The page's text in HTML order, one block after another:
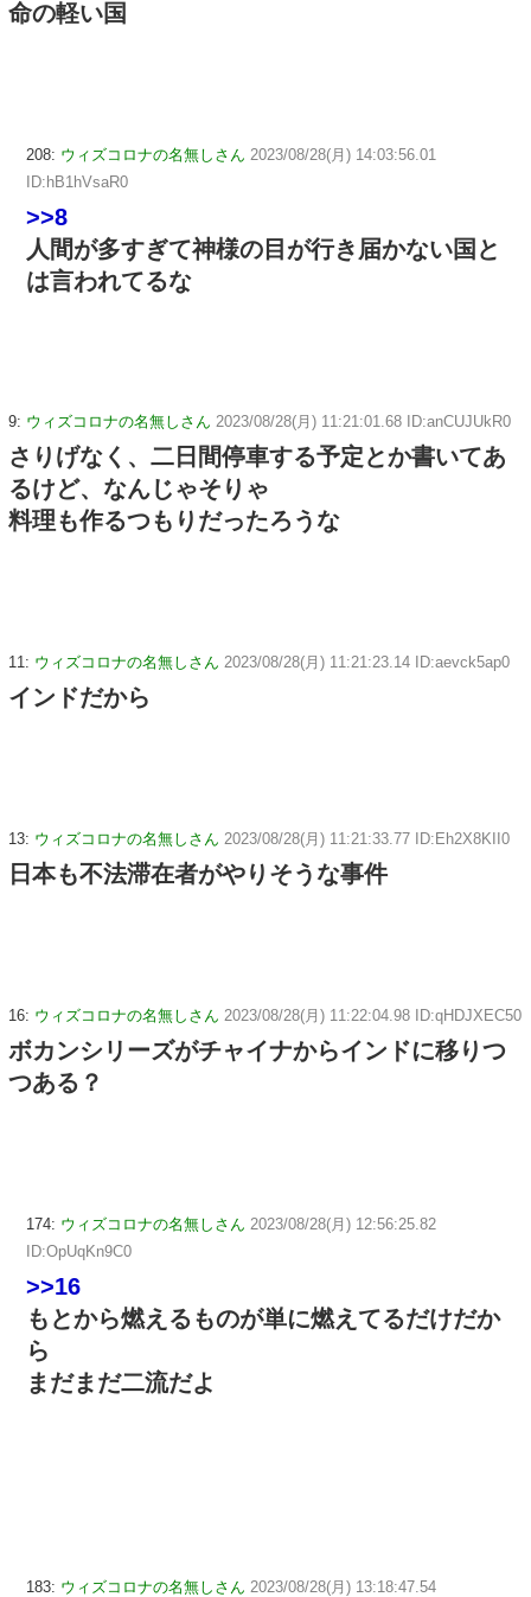
命の軽い国
208: ウィズコロナの名無しさん 2023/08/28(月) 14:03:56.01
ID:hB1hVsaR0
>>8
人間が多すぎて神様の目が行き届かない国と
は言われてるな
9: ウィズコロナの名無しさん 2023/08/28(月) 11:21:01.68 ID:anCUJUkR0
さりげなく、二日間停車する予定とか書いてあ
るけど、なんじゃそりゃ
料理も作るつもりだったろうな
11: ウィズコロナの名無しさん 2023/08/28(月) 11:21:23.14 ID:aevck5ap0
インドだから
13: ウィズコロナの名無しさん 2023/08/28(月) 11:21:33.77 ID:Eh2X8KII0
日本も不法滞在者がやりそうな事件
16: ウィズコロナの名無しさん 2023/08/28(月) 11:22:04.98 ID:qHDJXEC50
ボカンシリーズがチャイナからインドに移りつ
つある？
174: ウィズコロナの名無しさん 2023/08/28(月) 12:56:25.82
ID:OpUqKn9C0
>>16
もとから燃えるものが単に燃えてるだけだか
ら
まだまだ二流だよ
183: ウィズコロナの名無しさん 2023/08/28(月) 13:18:47.54